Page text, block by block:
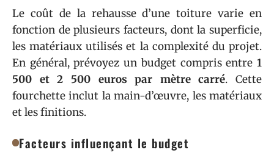
Le coût de la rehausse d’une toiture varie en
fonction de plusieurs facteurs, dont la superficie,
les matériaux utilisés et la complexité du projet.
En général, prévoyez un budget compris entre 1
500 et 2 500 euros par mètre carré. Cette
fourchette inclut la main-d’œuvre, les matériaux
et les finitions.
Facteurs influençant le budget